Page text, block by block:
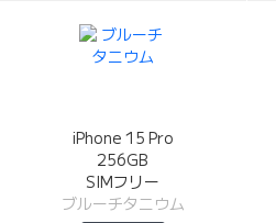
iPhone 15 Pro
256GB
SIMフリー
ブルーチタニウム